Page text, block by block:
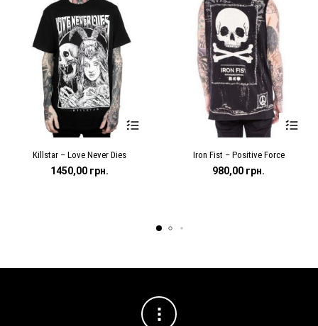
товар
товару
Killstar – Love Never Dies
1450,00 грн.
товар
товару
Iron Fist – Positive Force
980,00 грн.